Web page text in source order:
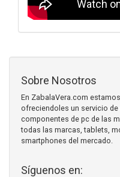
Sobre Nosotros
En ZabalaVera.com
ofreciendoles un servicio
componentes de pc de las
todas las marcas, tablets,
smartphones del mercado.
Síguenos en: